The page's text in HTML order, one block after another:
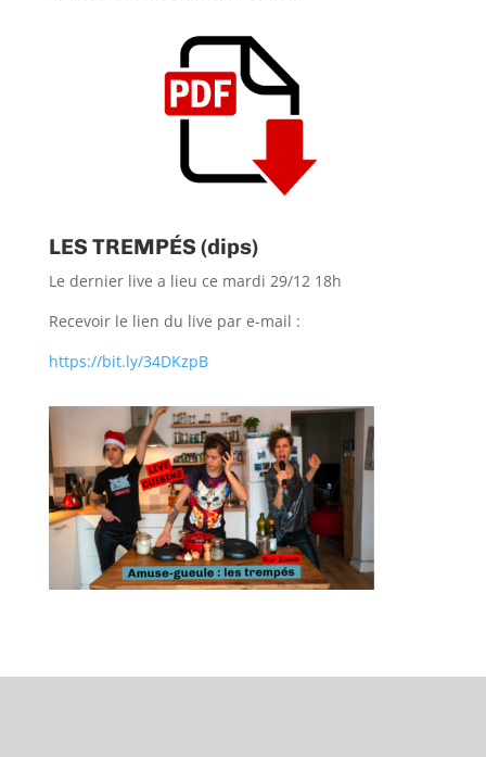
LES TREMPÉS (dips)
Le dernier live a lieu ce mardi 29/12 18h
Recevoir le lien du live par e-mail :
https://bit.ly/34DKzpB